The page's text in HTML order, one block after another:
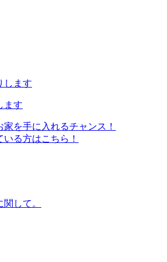
ます
を手に入れるチャンス！
る方はこちら！
して。